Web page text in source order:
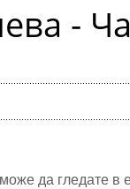
-
да гледате в